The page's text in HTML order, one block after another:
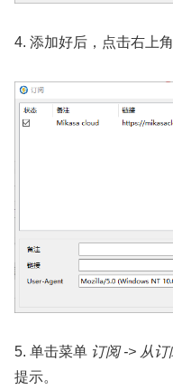
4. 添加好后，点击右上
5. 单击菜单 订阅 -> 从
提示。